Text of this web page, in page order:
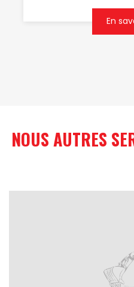
En
NOUS AUTRES